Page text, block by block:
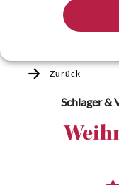
Zurück
Schlager &